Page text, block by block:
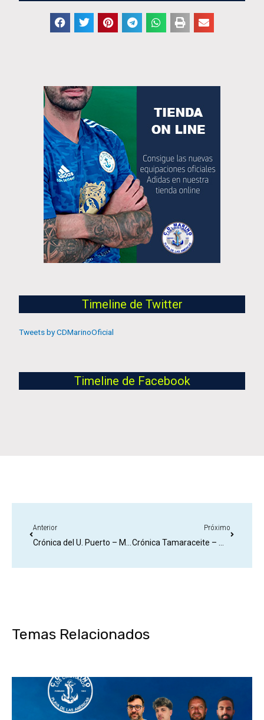
Timeline de Twitter
Tweets by CDMarinoOficial
Timeline de Facebook
Anterior
Crónica del U. Puerto – Marino
Próximo
Crónica Tamaraceite – Marino
Temas Relacionados